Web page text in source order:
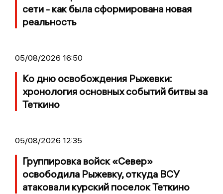
сети - как была сформирована новая
реальность
05/08/2026 16:50
Ко дню освобождения Рыжевки:
хронология основных событий битвы за
Теткино
05/08/2026 12:35
Группировка войск «Север»
освободила Рыжевку, откуда ВСУ
атаковали курский поселок Теткино